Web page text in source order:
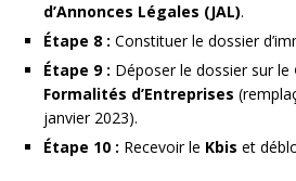
d’Annonces Légales (JAL).
Étape 8 : Constituer le dossier
Étape 9 : Déposer le dossier sur le
Formalités d’Entreprises
janvier 2023).
Étape 10 : Recevoir le Kbis et